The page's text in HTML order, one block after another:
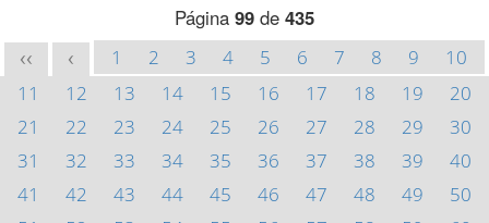
Página 99 de 435
<< < 1 2 3 4 5 6 7 8 9
10
11
12 13 14 15 16 17 18 19
20
21
22 23 24 25 26 27 28 29
30
31
32 33 34 35 36 37 38 39
40
41
42 43 44 45 46 47 48 49
50